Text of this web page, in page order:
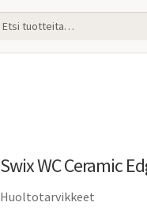
Swix WC Ceramic
Huoltotarvikkeet